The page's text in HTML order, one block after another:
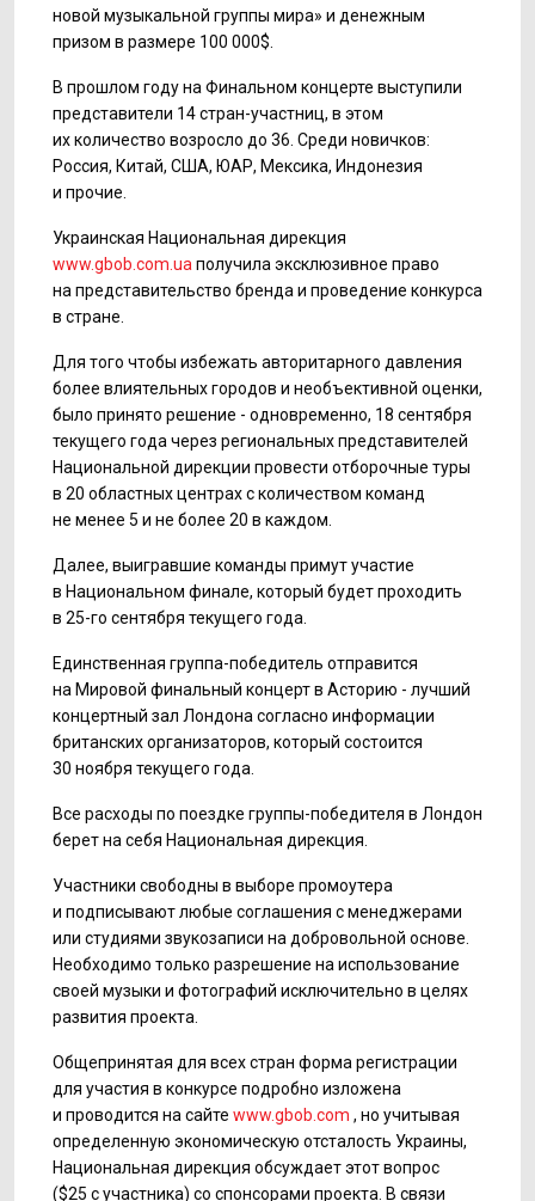
новой музыкальной группы мира» и денежным
призом в размере 100 000$.
В прошлом году на Финальном концерте выступили
представители 14 стран-участниц, в этом
их количество возросло до 36. Среди новичков:
Россия, Китай, США, ЮАР, Мексика, Индонезия
и прочие.
Украинская Национальная дирекция
www.gbob.com.ua получила эксклюзивное право
на представительство бренда и проведение конкурса
в стране.
Для того чтобы избежать авторитарного давления
более влиятельных городов и необъективной оценки,
было принято решение - одновременно, 18 сентября
текущего года через региональных представителей
Национальной дирекции провести отборочные туры
в 20 областных центрах с количеством команд
не менее 5 и не более 20 в каждом.
Далее, выигравшие команды примут участие
в Национальном финале, который будет проходить
в 25-го сентября текущего года.
Единственная группа-победитель отправится
на Мировой финальный концерт в Асторию - лучший
концертный зал Лондона согласно информации
британских организаторов, который состоится
30 ноября текущего года.
Все расходы по поездке группы-победителя в Лондон
берет на себя Национальная дирекция.
Участники свободны в выборе промоутера
и подписывают любые соглашения с менеджерами
или студиями звукозаписи на добровольной основе.
Необходимо только разрешение на использование
своей музыки и фотографий исключительно в целях
развития проекта.
Общепринятая для всех стран форма регистрации
для участия в конкурсе подробно изложена
и проводится на сайте www.gbob.com , но учитывая
определенную экономическую отсталость Украины,
Национальная дирекция обсуждает этот вопрос
($25 с участника) со спонсорами проекта. В связи